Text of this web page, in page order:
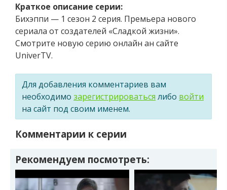
Краткое описание серии:
Бихэппи — 1 сезон 2 серия. Премьера нового
сериала от создателей «Сладкой жизни».
Смотрите новую серию онлайн ан сайте
UniverTV.
Для добавления комментариев вам
необходимо зарегистрироваться либо войти
на сайт под своим именем.
Комментарии к серии
Рекомендуем посмотреть: